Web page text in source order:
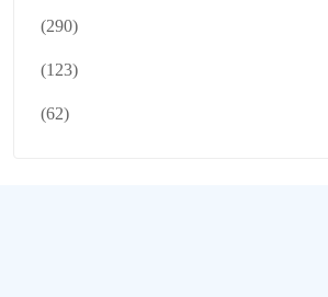
(290)
(123)
(62)